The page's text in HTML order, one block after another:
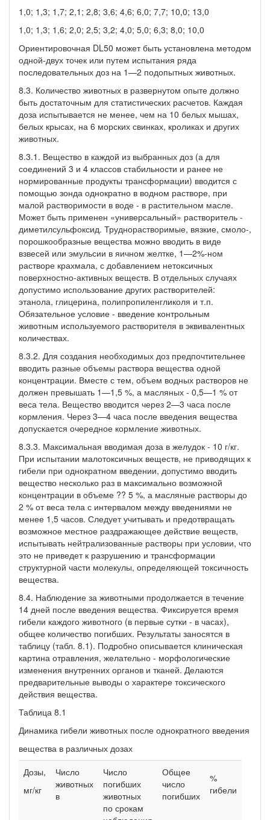
1,0; 1,3; 1,7; 2,1; 2,8; 3,6; 4,6; 6,0; 7,7; 10,0; 13,0
1,0; 1,3; 1,6; 2,0; 2,5; 3,2; 4,0; 5,0; 6,3; 8,0; 10,0
Ориентировочная DL50 может быть установлена методом
одной-двух точек или путем испытания ряда
последовательных доз на 1—2 подопытных животных.
8.3. Количество животных в развернутом опыте должно
быть достаточным для статистических расчетов. Каждая
доза испытывается не менее, чем на 10 белых мышах,
белых крысах, на 6 морских свинках, кроликах и других
животных.
8.3.1. Вещество в каждой из выбранных доз (а для
соединений 3 и 4 классов стабильности и ранее не
нормированные продукты трансформации) вводится с
помощью зонда однократно в водном растворе, при
малой растворимости в воде - в растительном масле.
Может быть применен «универсальный» растворитель -
диметилсульфоксид. Труднорастворимые, вязкие, смоло-,
порошкообразные вещества можно вводить в виде
взвесей или эмульсии в яичном желтке, 1—2%-ном
растворе крахмала, с добавлением нетоксичных
поверхностно-активных веществ. В отдельных случаях
допустимо использование других растворителей:
этанола, глицерина, полипропиленгликоля и т.п.
Обязательное условие - введение контрольным
животным используемого растворителя в эквивалентных
количествах.
8.3.2. Для создания необходимых доз предпочтительнее
вводить разные объемы раствора вещества одной
концентрации. Вместе с тем, объем водных растворов не
должен превышать 1—1,5 %, а масляных - 0,5—1 % от
веса тела. Вещество вводится через 2—3 часа после
кормления. Через 3—4 часа после введения вещества
допускается очередное кормление животных.
8.3.3. Максимальная вводимая доза в желудок - 10 г/кг.
При испытании малотоксичных веществ, не приводящих к
гибели при однократном введении, допустимо вводить
вещество несколько раз в максимально возможной
концентрации в объеме ?? 5 %, а масляные растворы до
2 % от веса тела с интервалом между введениями не
менее 1,5 часов. Следует учитывать и предотвращать
возможное местное раздражающее действие веществ,
испытывать нейтрализованные растворы при условии, что
это не приведет к разрушению и трансформации
структурной части молекулы, определяющей токсичность
вещества.
8.4. Наблюдение за животными продолжается в течение
14 дней после введения вещества. Фиксируется время
гибели каждого животного (в первые сутки - в часах),
общее количество погибших. Результаты заносятся в
таблицу (табл. 8.1). Подробно описывается клиническая
картина отравления, желательно - морфологические
изменения внутренних органов и тканей. Делаются
предварительные выводы о характере токсического
действия вещества.
Таблица 8.1
Динамика гибели животных после однократного введения
вещества в различных дозах
Дозы,
мг/кг
Число
животных
в
Число
погибших
животных
по срокам
Общее
число
погибших
%
гибели